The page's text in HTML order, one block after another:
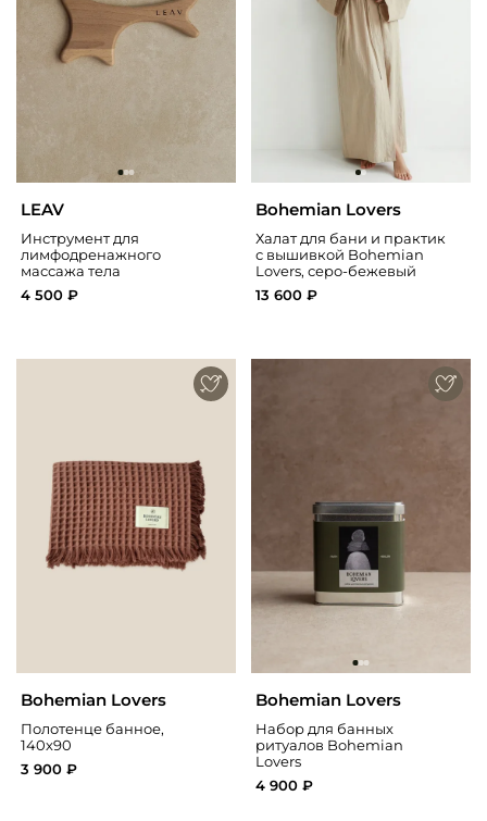
LEAV
Инструмент для
лимфодренажного
массажа тела
4 500 ₽
Bohemian Lovers
Халат для бани и практик
с вышивкой Bohemian
Lovers, серо-бежевый
13 600 ₽
Bohemian Lovers
Полотенце банное,
140х90
3 900 ₽
Bohemian Lovers
Набор для банных
ритуалов Bohemian
Lovers
4 900 ₽